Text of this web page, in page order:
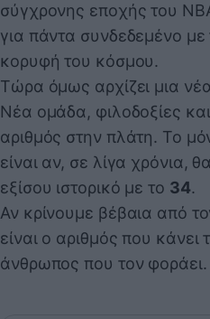
σύγχρονης εποχής του
για πάντα συνδεδεμένο
κορυφή του κόσμου.
Τώρα όμως αρχίζει μια νέα
Νέα ομάδα, φιλοδοξίες
αριθμός στην πλάτη. Το
είναι αν, σε λίγα χρόνια,
εξίσου ιστορικό με το 34.
Αν κρίνουμε βέβαια από
είναι ο αριθμός που
άνθρωπος που τον φοράει.